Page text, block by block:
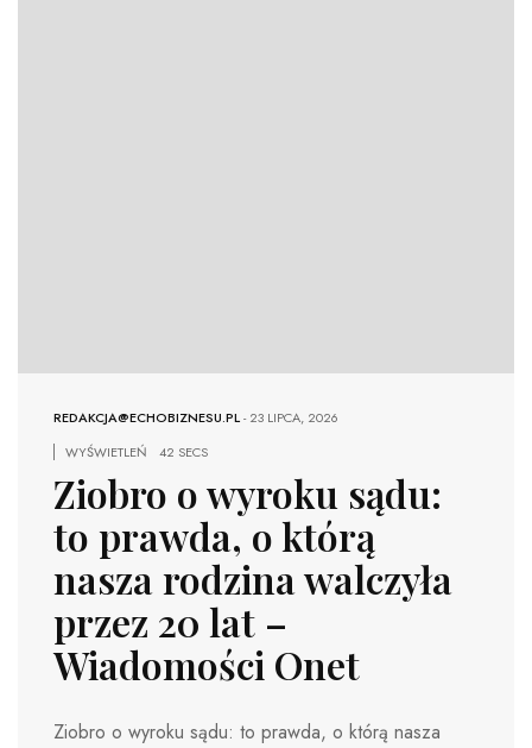
REDAKCJA@ECHOBIZNESU.PL-23 LIPCA, 2026
WYŚWIETLEŃ
42 SECS
Ziobro o wyroku sądu:
to prawda, o którą
nasza rodzina walczyła
przez 20 lat –
Wiadomości Onet
Ziobro o wyroku sądu: to prawda, o którą nasza